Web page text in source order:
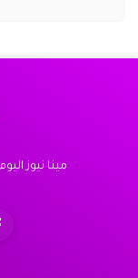
مينا نيوز